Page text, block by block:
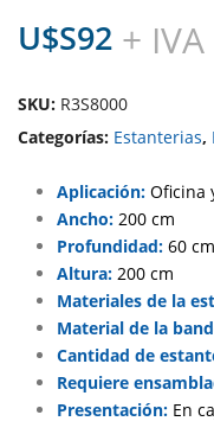
U$S92 + IVA
SKU: R3S8000
Categorías: Estanterias,
Aplicación:Oficina
Ancho:200 cm
Profundidad:60 cm
Altura:200 cm
Materiales de la
Material de la
Cantidad de
Requiere
Presentación:En